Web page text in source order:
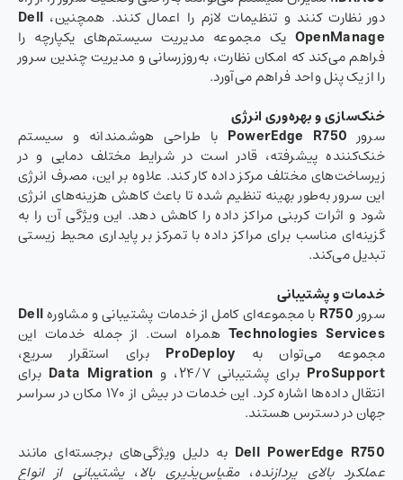
دور نظارت کنند و تنظیمات لازم را اعمال کنند. همچنین، Dell
OpenManage یک مجموعه مدیریت سیستم‌های یکپارچه را
فراهم می‌کند که امکان نظارت، به‌روزرسانی و مدیریت چندین سرور
را از یک پنل واحد فراهم می‌آورد.
خنک‌سازی و بهره‌وری انرژی
سرور PowerEdge R750 با طراحی هوشمندانه و سیستم
خنک‌کننده پیشرفته، قادر است در شرایط مختلف دمایی و در
زیرساخت‌های مختلف مرکز داده کار کند. علاوه بر این، مصرف انرژی
این سرور به‌طور بهینه تنظیم شده تا باعث کاهش هزینه‌های انرژی
شود و اثرات کربنی مراکز داده را کاهش دهد. این ویژگی آن را به
گزینه‌ای مناسب برای مراکز داده با تمرکز بر پایداری محیط زیستی
تبدیل می‌کند.
خدمات و پشتیبانی
سرورR750 با مجموعه‌ای کامل از خدمات پشتیبانی و مشاورهDell
Technologies Services همراه است. از جمله خدمات این
مجموعه می‌توان به ProDeploy برای استقرار سریع،
ProSupport برای پشتیبانی ۲۴/۷، و Data Migration برای
انتقال داده‌ها اشاره کرد. این خدمات در بیش از ۱۷۰ مکان در سراسر
جهان در دسترس هستند.
Dell PowerEdge R750 به دلیل ویژگی‌های برجسته‌ای مانند
عملکرد بالای پردازنده،مقیاس‌پذیری بالا،پشتیبانی از انواع